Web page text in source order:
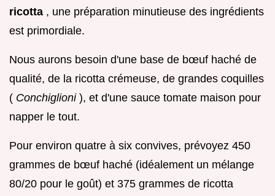
ricotta , une préparation minutieuse des ingrédients
est primordiale.
Nous aurons besoin d'une base de bœuf haché de
qualité, de la ricotta crémeuse, de grandes coquilles
( Conchiglioni ), et d'une sauce tomate maison pour
napper le tout.
Pour environ quatre à six convives, prévoyez 450
grammes de bœuf haché (idéalement un mélange
80/20 pour le goût) et 375 grammes de ricotta